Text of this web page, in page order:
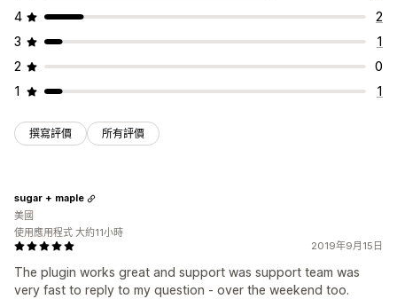
4
2
3
1
2
0
1
1
撰寫評價 所有評價
2019年9月15日
The plugin works great and support was support team was
very fast to reply to my question - over the weekend too.
sugar + maple
美國
使用應用程式 大約11小時